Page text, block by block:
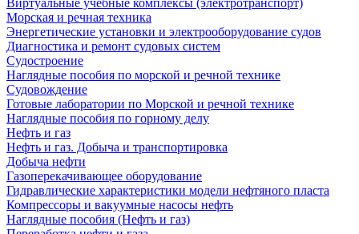
Виртуальные учебные комплексы (электротранспорт)
Морская и речная техника
Энергетические установки и электрооборудование судов
Диагностика и ремонт судовых систем
Судостроение
Наглядные пособия по морской и речной технике
Судовождение
Готовые лаборатории по Морской и речной технике
Наглядные пособия по горному делу
Нефть и газ
Нефть и газ. Добыча и транспортировка
Добыча нефти
Газоперекачивающее оборудование
Гидравлические характеристики модели нефтяного пласта
Компрессоры и вакуумные насосы нефть
Наглядные пособия (Нефть и газ)